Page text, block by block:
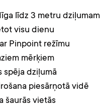
līdz 3 metru dziļumam
visu dienu
Pinpoint režīmu
mērķiem
spēja dziļumā
piesārņotā vidē
šaurās vietās